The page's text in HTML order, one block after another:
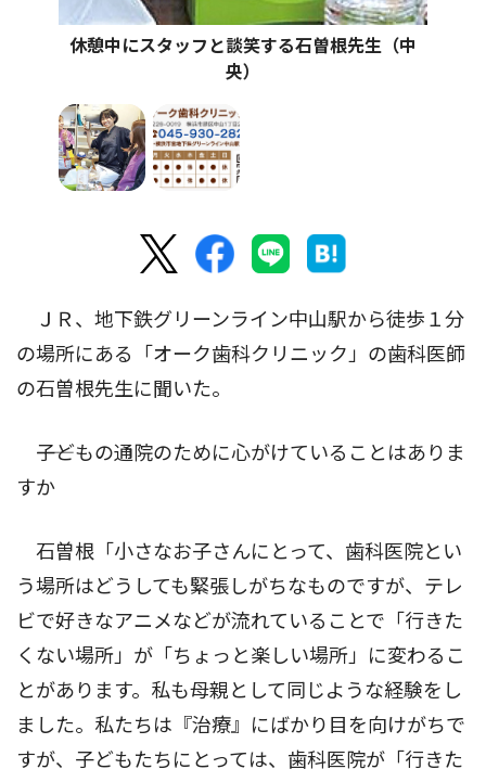
休憩中にスタッフと談笑する石曽根先生（中
央）
ＪＲ、地下鉄グリーンライン中山駅から徒歩１分
の場所にある「オーク歯科クリニック」の歯科医師
の石曽根先生に聞いた。
――子どもの通院のために心がけていることはありま
すか
石曽根「小さなお子さんにとって、歯科医院とい
う場所はどうしても緊張しがちなものですが、テレ
ビで好きなアニメなどが流れていることで「行きた
くない場所」が「ちょっと楽しい場所」に変わるこ
とがあります。私も母親として同じような経験をし
ました。私たちは『治療』にばかり目を向けがちで
すが、子どもたちにとっては、歯科医院が「行きた